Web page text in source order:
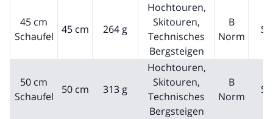
45 cm
Schaufel
45 cm 264 g
Hochtouren,
Skitouren,
Technisches
Bergsteigen
B
Norm
50 cm
Schaufel
50 cm 313 g
Hochtouren,
Skitouren,
Technisches
Bergsteigen
B
Norm